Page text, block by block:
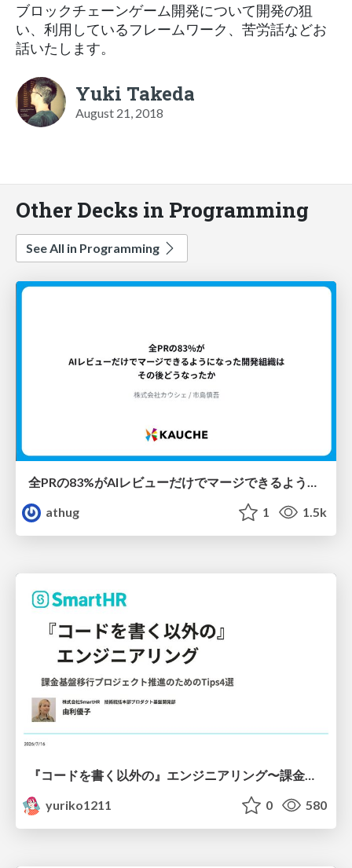
ブロックチェーンゲーム開発について開発の狙
い、利用しているフレームワーク、苦労話などお
話いたします。
Yuki Takeda
August 21, 2018
Other Decks in Programming
See All in Programming
全PRの83%がAIレビューだけでマージできるようになった開発組織はその後どうなったか
athug
1 1.5k
yuriko1211
0 580